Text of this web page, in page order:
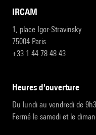
IRCAM
1, place Igor-Stravinsky
75004 Paris
+33 1 44 78 48 43
heures d'ouverture
Du lundi au vendredi de
Fermé le samedi et le